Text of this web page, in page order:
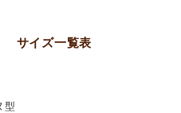
サイズ一覧表
型